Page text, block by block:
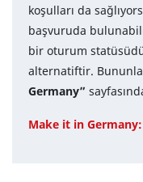
koşulları da
başvuruda
bir oturum
alternatiftir.
Germany”
Make it in Germany: